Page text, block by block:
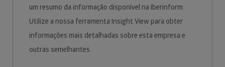
um resumo da informação disponível na Iberinform.
Utilize a nossa ferramenta Insight View para obter
informações mais detalhadas sobre esta empresa e
outras semelhantes.